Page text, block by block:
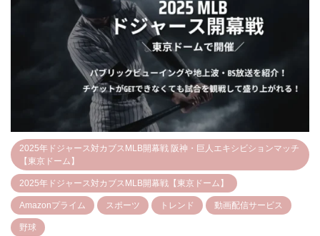
2025年ドジャース対カブスMLB開幕戦 阪神・巨人エキシビションマッチ
【東京ドーム】
2025年ドジャース対カブスMLB開幕戦【東京ドーム】
Amazonプライム スポーツ トレンド 動画配信サービス
野球